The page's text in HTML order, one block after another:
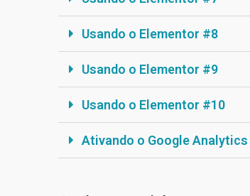
Usando o Elementor #8
Usando o Elementor #9
Usando o Elementor #10
Ativando o Google Analytics